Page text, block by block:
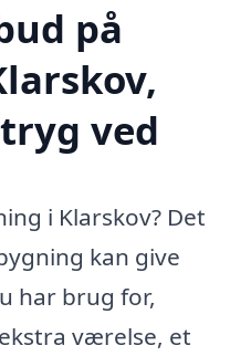
på
ved
i Klarskov? Det
kan give
har brug for,
værelse, et